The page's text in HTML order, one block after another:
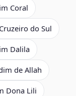
Coral
do Sul
Dalila
de Allah
Dona Lili